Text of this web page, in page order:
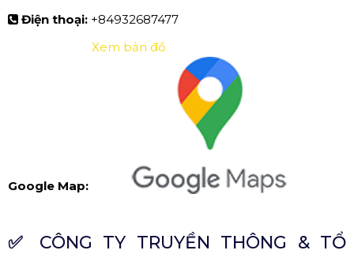
Điện thoại: +84932687477
Google Map:
Xem bản đồ
✅ CÔNG TY TRUYỀN THÔNG & TỔ